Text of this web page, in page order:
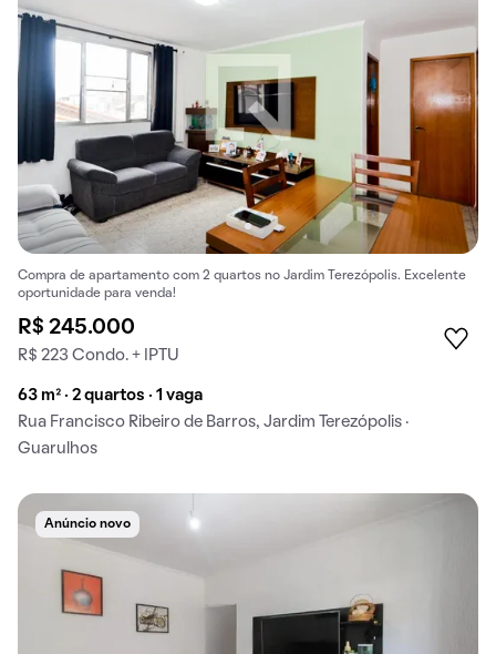
Compra de apartamento com 2 quartos no Jardim Terezópolis. Excelente
oportunidade para venda!
R$ 245.000
R$ 223 Condo. + IPTU
63 m² · 2 quartos · 1 vaga
Rua Francisco Ribeiro de Barros, Jardim Terezópolis ·
Guarulhos
Anúncio novo